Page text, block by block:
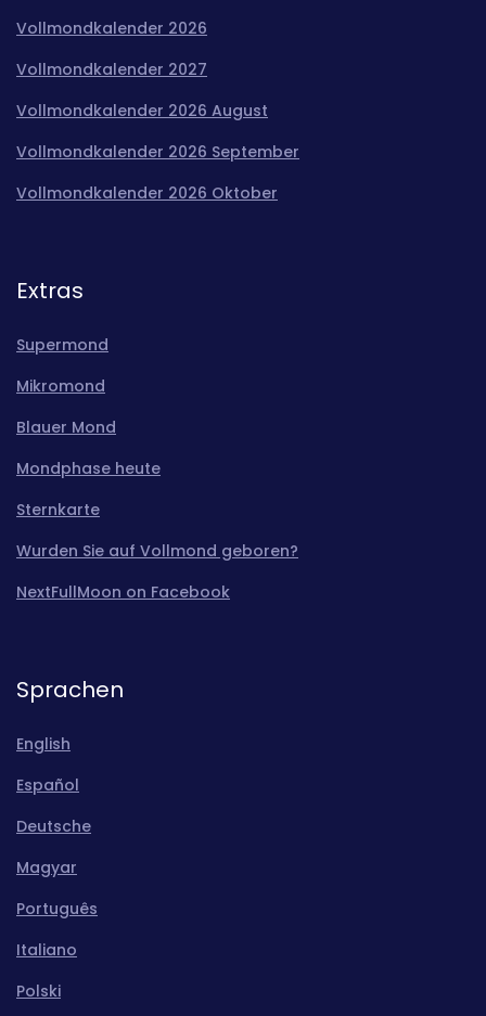
Vollmondkalender 2026
Vollmondkalender 2027
Vollmondkalender 2026 August
Vollmondkalender 2026 September
Vollmondkalender 2026 Oktober
Extras
Supermond
Mikromond
Blauer Mond
Mondphase heute
Sternkarte
Wurden Sie auf Vollmond geboren?
NextFullMoon on Facebook
Sprachen
English
Español
Deutsche
Magyar
Português
Italiano
Polski